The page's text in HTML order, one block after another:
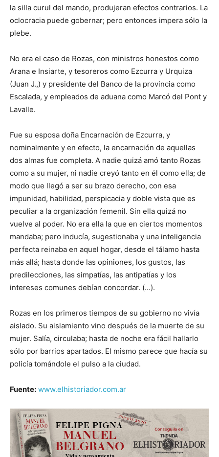
la silla curul del mando, produjeran efectos contrarios. La
oclocracia puede gobernar; pero entonces impera sólo la
plebe.
No era el caso de Rozas, con ministros honestos como
Arana e Insiarte, y tesoreros como Ezcurra y Urquiza
(Juan J.,) y presidente del Banco de la provincia como
Escalada, y empleados de aduana como Marcó del Pont y
Lavalle.
Fue su esposa doña Encarnación de Ezcurra, y
nominalmente y en efecto, la encarnación de aquellas
dos almas fue completa. A nadie quizá amó tanto Rozas
como a su mujer, ni nadie creyó tanto en él como ella; de
modo que llegó a ser su brazo derecho, con esa
impunidad, habilidad, perspicacia y doble vista que es
peculiar a la organización femenil. Sin ella quizá no
vuelve al poder. No era ella la que en ciertos momentos
mandaba; pero inducía, sugestionaba y una inteligencia
perfecta reinaba en aquel hogar, desde el tálamo hasta
más allá; hasta donde las opiniones, los gustos, las
predilecciones, las simpatías, las antipatías y los
intereses comunes debían concordar. (…).
Rozas en los primeros tiempos de su gobierno no vivía
aislado. Su aislamiento vino después de la muerte de su
mujer. Salía, circulaba; hasta de noche era fácil hallarlo
sólo por barrios apartados. El mismo parece que hacía su
policía tomándole el pulso a la ciudad.
Fuente: www.elhistoriador.com.ar